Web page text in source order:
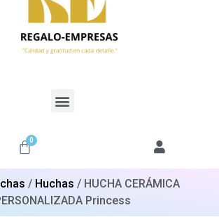
0
/ Huchas / HUCHA CERÁMICA
Princess